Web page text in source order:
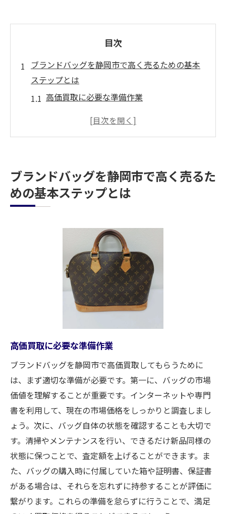
目次
ブランドバッグを静岡市で高く売るための基本
ステップとは
高価買取に必要な準備作業
適切なタイミングでの売却方法
交渉上手になるためのテクニック
静岡市でブランドバッグを高価買取してもらう
高価買取を実現するためのコツ
持ち込み前のクリーニング方法
買取価格を左右する要素とは
希少価値を活かした売却戦略
静岡市内の買取店選びのポイント
定のポイント
専門家による査定の流れ
査定を受ける前の注意点
高評価を得るためのチェックリスト
人気ブランドバッグの査定ポイント
静岡市での査定基準の違い
買取大吉の査定における強み
静岡市内のブランドバッグ買取店舗の選び方ガ
イド
優良店を見分けるための基準
ブランドバッグを静岡市で高く売るた
めの基本ステップとは
高価買取に必要な準備作業
ブランドバッグを静岡市で高価買取してもらうために
は、まず適切な準備が必要です。第一に、バッグの市場
価値を理解することが重要です。インターネットや専門
書を利用して、現在の市場価格をしっかりと調査しまし
ょう。次に、バッグ自体の状態を確認することも大切で
す。清掃やメンテナンスを行い、できるだけ新品同様の
状態に保つことで、査定額を上げることができます。ま
た、バッグの購入時に付属していた箱や証明書、保証書
がある場合は、それらを忘れずに持参することが評価に
繋がります。これらの準備を怠らずに行うことで、満足